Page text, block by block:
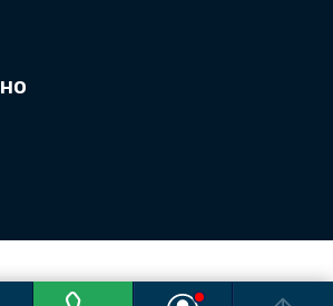
30-88